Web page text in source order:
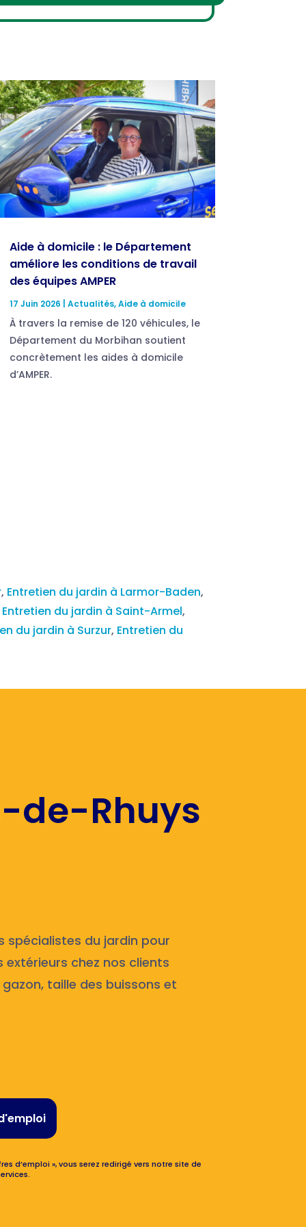
Aide à domicile : le Département
améliore les conditions de travail
des équipes AMPER
17 Juin 2026 Actualités,Aide à domicile
À travers la remise de 120 véhicules, le
Département du Morbihan soutient
concrètement les aides à domicile
d’AMPER.
, Entretien du jardin à Larmor-Baden,
Entretien du jardin à Saint-Armel,
du jardin à Surzur, Entretien du
de-Rhuys
spécialistes du jardin pour
extérieurs chez nos clients
taille des buissons et
d’emploi », vous serez redirigé vers notre site de